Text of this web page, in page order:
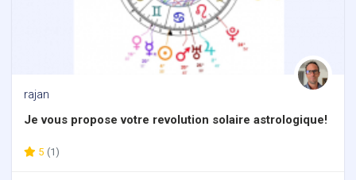
rajan
Je vous propose votre revolution solaire astrologique!
5 (1)